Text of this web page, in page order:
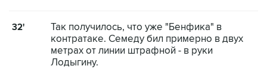
32'
Так получилось, что уже "Бенфика" в
контратаке. Семеду бил примерно в двух
метрах от линии штрафной - в руки
Лодыгину.